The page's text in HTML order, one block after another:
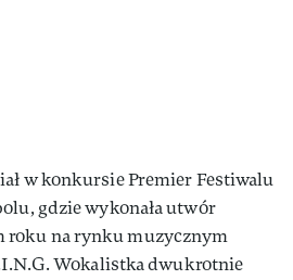
w konkursie Premier Festiwalu
gdzie wykonała utwór
roku na rynku muzycznym
Wokalistka dwukrotnie